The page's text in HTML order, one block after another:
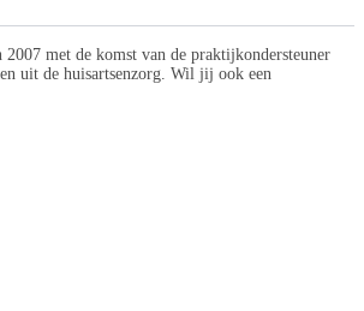
met de komst van de praktijkondersteuner
uit de huisartsenzorg. Wil jij ook een